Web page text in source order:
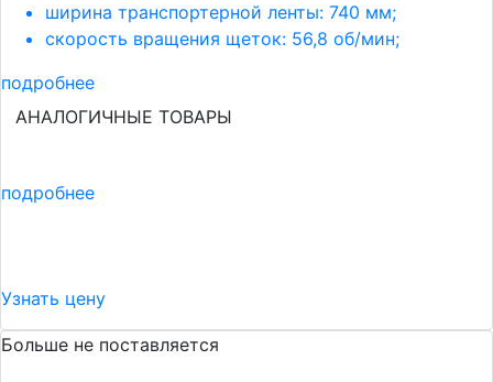
ширина транспортерной ленты: 740 мм;
скорость вращения щеток: 56,8 об/мин;
подробнее
АНАЛОГИЧНЫЕ ТОВАРЫ
подробнее
Узнать цену
Больше не поставляется